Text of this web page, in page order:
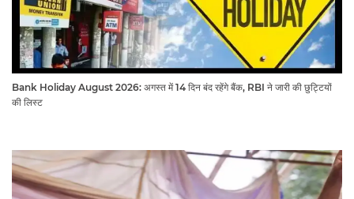
Bank Holiday August 2026: अगस्त में 14 दिन बंद रहेंगे बैंक, RBI ने जारी की छुट्टियों
की लिस्ट​​​​​​​